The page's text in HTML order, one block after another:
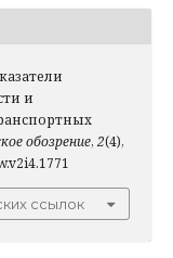
и
обозрение, 2(4),
ссылок